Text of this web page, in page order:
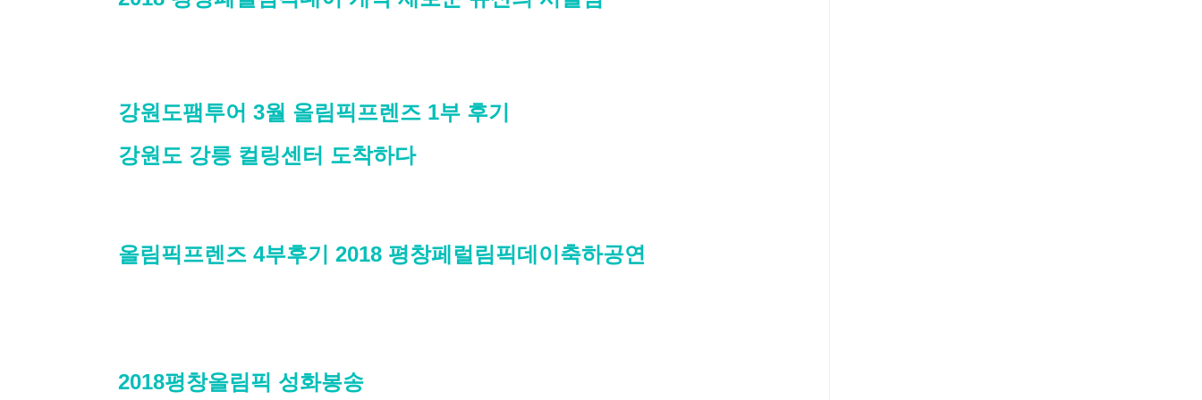
강원도팸투어 3월 올림픽프렌즈 1부 후기
강원도 강릉 컬링센터 도착하다
올림픽프렌즈 4부후기 2018 평창페럴림픽데이축하공연
2018평창올림픽 성화봉송